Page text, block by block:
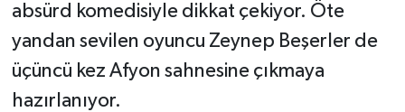
absürd komedisiyle dikkat çekiyor. Öte
yandan sevilen oyuncu Zeynep Beşerler de
üçüncü kez Afyon sahnesine çıkmaya
hazırlanıyor.